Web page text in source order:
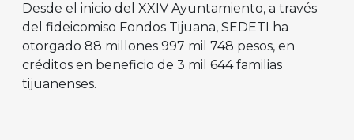
Desde el inicio del XXIV Ayuntamiento, a través
del fideicomiso Fondos Tijuana, SEDETI ha
otorgado 88 millones 997 mil 748 pesos, en
créditos en beneficio de 3 mil 644 familias
tijuanenses.